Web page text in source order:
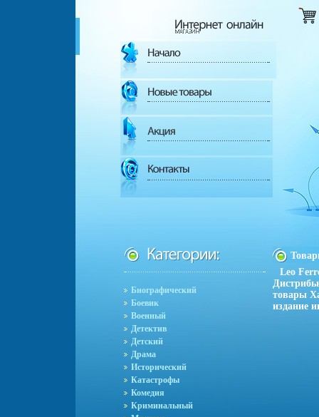
Биографический
Боевик
Военный
Детектив
Детский
Драма
Исторический
Катастрофы
Комедия
Криминальный
Leo
товары
издание